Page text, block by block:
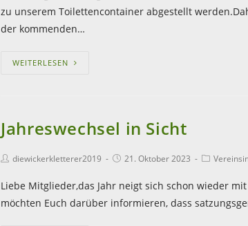
zu unserem Toilettencontainer abgestellt
der kommenden…
WEITERLESEN
Jahreswechsel in Sicht
diewickerkletterer2019 21. Oktober 2023
Liebe Mitglieder,das Jahr neigt sich schon wieder
möchten Euch darüber informieren, dass